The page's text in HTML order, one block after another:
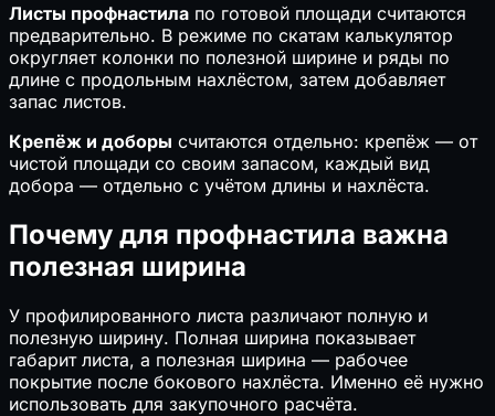
Листы профнастила по готовой площади считаются
предварительно. В режиме по скатам калькулятор
округляет колонки по полезной ширине и ряды по
длине с продольным нахлёстом, затем добавляет
запас листов.
Крепёж и доборы считаются отдельно: крепёж — от
чистой площади со своим запасом, каждый вид
добора — отдельно с учётом длины и нахлёста.
Почему для профнастила важна
полезная ширина
У профилированного листа различают полную и
полезную ширину. Полная ширина показывает
габарит листа, а полезная ширина — рабочее
покрытие после бокового нахлёста. Именно её нужно
использовать для закупочного расчёта.